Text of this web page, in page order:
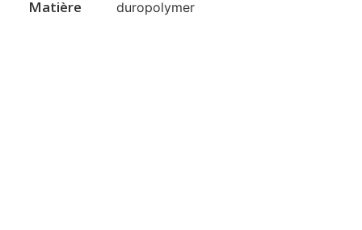
Matière duropolymer